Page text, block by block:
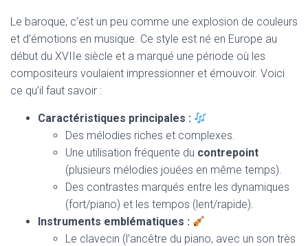
Le baroque, c’est un peu comme une explosion de couleurs
et d’émotions en musique. Ce style est né en Europe au
début du XVIIe siècle et a marqué une période où les
compositeurs voulaient impressionner et émouvoir. Voici
ce qu’il faut savoir :
Caractéristiques principales :
Des mélodies riches et complexes.
Une utilisation fréquente du contrepoint
(plusieurs mélodies jouées en même temps).
Des contrastes marqués entre les dynamiques
(fort/piano) et les tempos (lent/rapide).
Instruments emblématiques :
Le clavecin (l’ancêtre du piano, avec un son très